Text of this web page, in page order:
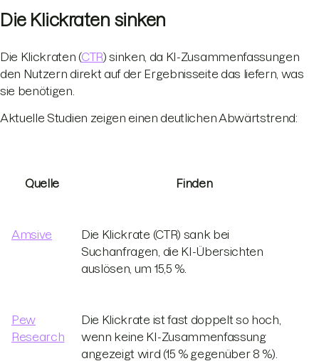
Die Klickraten sinken
Die Klickraten (CTR) sinken, da KI-Zusammenfassungen
den Nutzern direkt auf der Ergebnisseite das liefern, was
sie benötigen.
Aktuelle Studien zeigen einen deutlichen Abwärtstrend:
Quelle Finden
Amsive
Die Klickrate (CTR) sank bei
Suchanfragen, die KI-Übersichten
auslösen, um 15,5 %.
Pew
Research
Die Klickrate ist fast doppelt so hoch,
wenn keine KI-Zusammenfassung
angezeigt wird (15 % gegenüber 8 %).